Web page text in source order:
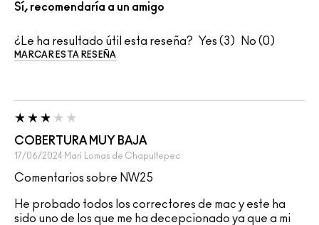
Sí, recomendaría a un amigo
¿Le ha resultado útil esta reseña? 3 0
MARCAR ESTA RESEÑA
COBERTURA MUY BAJA
17/06/2024 Mari Lomas de Chapultepec
Comentarios sobre NW25
He probado todos los correctores de mac y este ha
sido uno de los que me ha decepcionado ya que a mi